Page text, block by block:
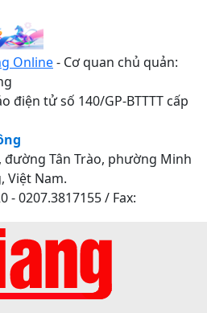
Online- Cơ quan chủ quản:
điện tử số 140/GP-BTTTT cấp
đường Tân Trào, phường Minh
Việt Nam.
- 0207.3817155 / Fax: